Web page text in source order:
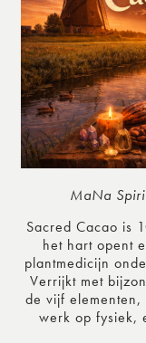
MaNa
Sacred Cacao is
het hart opent
plantmedicijn
Verrijkt met
de vijf
werk op fysiek,